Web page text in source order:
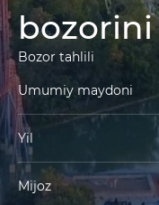
Bozor tahlili
Umumiy maydoni
Yil
Mijoz
Telefon raqami *
Sizning xabaringiz